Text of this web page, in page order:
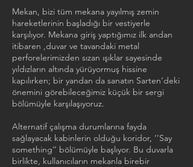
Mekan, bizi tüm mekana yayılmış zemin
hareketlerinin başladığı bir vestiyerle
karşılıyor. Mekana giriş yaptığımız ilk andan
itibaren ,duvar ve tavandaki metal
perforelerimizden sızan ışıklar sayesinde
yıldızların altında yürüyormuş hissine
kapılırken; bir yandan da sanatın Sarten’deki
önemini görebileceğimiz küçük bir sergi
bölümüyle karşılaşıyoruz.
Alternatif çalışma durumlarına fayda
sağlayacak kabinlerin olduğu koridor, ‘’Say
something’’ bölümüyle başlıyor. Bu duvarla
birlikte, kullanıcıların mekanla birebir